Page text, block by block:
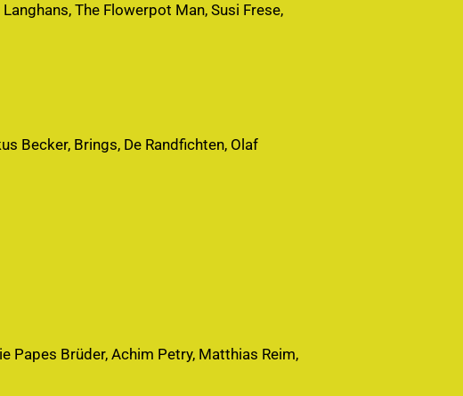
The Flowerpot Man, Susi Frese,
Becker, Brings, De Randfichten, Olaf
Papes Brüder, Achim Petry, Matthias Reim,